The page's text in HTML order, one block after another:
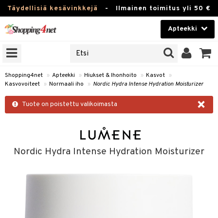
Täydellisiä kesävinkkejä - Ilmainen toimitus yli 50 €
Apteekki
Kauneudenhoito
Piilolinssit
Apteekki
Koti & Sisustus
Kampanjat
Shopping4net » Apteekki » Hiukset & Ihonhoito » Kasvot »
Kasvovoiteet » Normaali iho » Nordic Hydra Intense Hydration Moisturizer
×
Tuote on poistettu valikoimasta
Nordic Hydra Intense Hydration Moisturizer
Seisominen
& Pistot
/ Pistokset